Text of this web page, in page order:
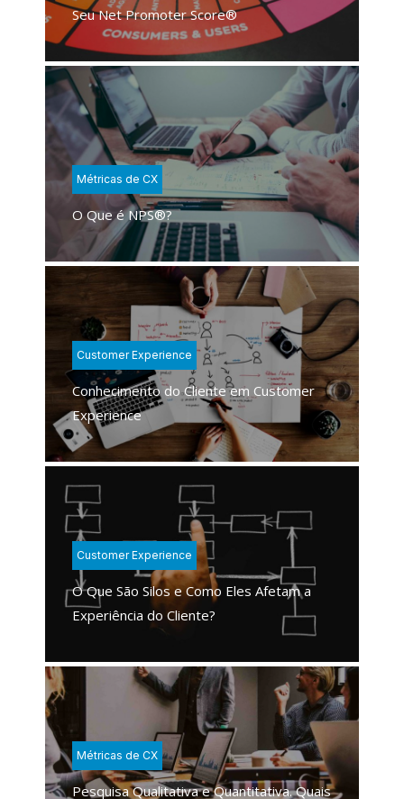
Seu Net Promoter Score®
Métricas de CX
O Que é NPS®?
Customer Experience
Conhecimento do Cliente em Customer
Experience
Customer Experience
O Que São Silos e Como Eles Afetam a
Experiência do Cliente?
Métricas de CX
Pesquisa Qualitativa e Quantitativa. Quais